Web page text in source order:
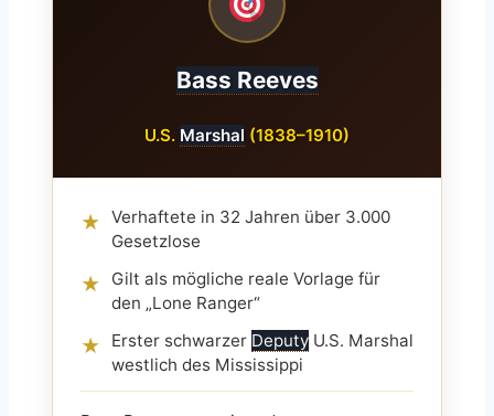
Bass Reeves
U.S. Marshal (1838–1910)
★ Verhaftete in 32 Jahren über 3.000
Gesetzlose
★
Gilt als mögliche reale Vorlage für
den „Lone Ranger“
★ Erster schwarzer Deputy U.S. Marshal
westlich des Mississippi